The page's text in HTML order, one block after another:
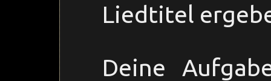
Liedtitel
Deine